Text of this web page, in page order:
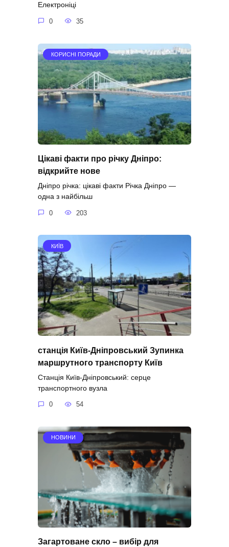
Електроніці
0 35
КОРИСНІ ПОРАДИ
Цікаві факти про річку Дніпро:
відкрийте нове
Дніпро річка: цікаві факти Річка Дніпро —
одна з найбільш
0 203
КИЇВ
станція Київ-Дніпровський Зупинка
маршрутного транспорту Київ
Станція Київ-Дніпровський: серце
транспортного вузла
0 54
НОВИНИ
Загартоване скло – вибір для